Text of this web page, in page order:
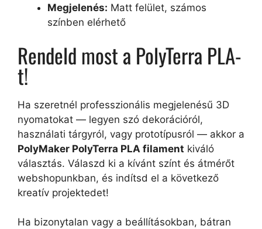
Megjelenés: Matt felület, számos
színben elérhető
Rendeld most a PolyTerra PLA-
t!
Ha szeretnél professzionális megjelenésű 3D
nyomatokat — legyen szó dekorációról,
használati tárgyról, vagy prototípusról — akkor a
PolyMaker PolyTerra PLA filament kiváló
választás. Válaszd ki a kívánt színt és átmérőt
webshopunkban, és indítsd el a következő
kreatív projektedet!
Ha bizonytalan vagy a beállításokban, bátran